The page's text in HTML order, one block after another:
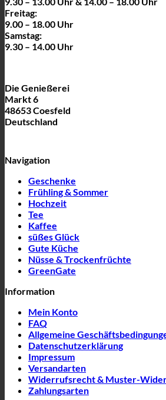
Freitag:
9.00 – 18.00 Uhr
Samstag:
9.30 – 14.00 Uhr
Die Genießerei
Markt 6
48653 Coesfeld
Deutschland
Navigation
Geschenke
Frühling & Sommer
Hochzeit
Tee
Kaffee
süßes Glück
Gute Küche
Nüsse & Trockenfrüchte
GreenGate
Information
Mein Konto
FAQ
Allgemeine
Datenschutzerklärung
Impressum
Versandarten
Widerrufsrecht & Muster-
Zahlungsarten